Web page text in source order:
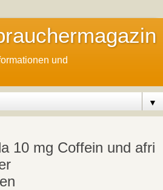
und
▼
10 mg Coffein und afri